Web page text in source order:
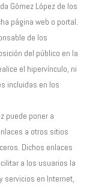
Gómez López de los
página web o portal.
de los
del público en la
el hipervínculo, ni
incluidas en los
puede poner a
a otros sitios
Dichos enlaces
a los usuarios la
servicios en Internet,